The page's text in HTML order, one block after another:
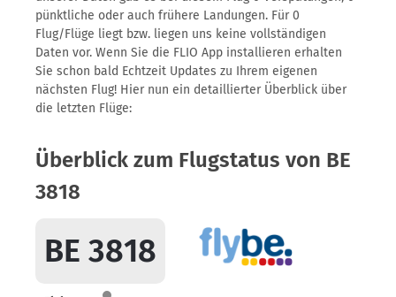
pünktliche oder auch frühere Landungen. Für 0
Flug/Flüge liegt bzw. liegen uns keine vollständigen
Daten vor. Wenn Sie die FLIO App installieren erhalten
Sie schon bald Echtzeit Updates zu Ihrem eigenen
nächsten Flug! Hier nun ein detaillierter Überblick über
die letzten Flüge:
Überblick zum Flugstatus von BE
3818
BE 3818